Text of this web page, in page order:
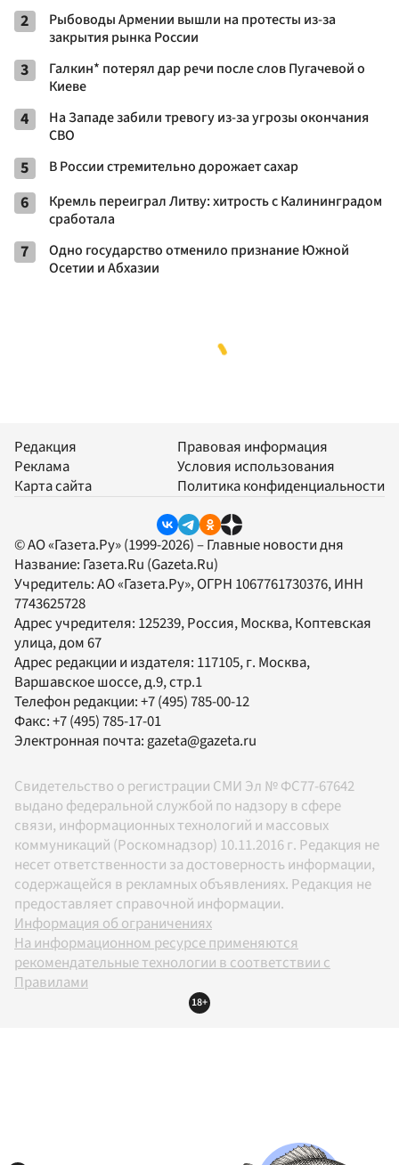
2
Рыбоводы Армении вышли на протесты из-за
закрытия рынка России
3
Галкин* потерял дар речи после слов Пугачевой о
Киеве
4
На Западе забили тревогу из-за угрозы окончания
СВО
5 В России стремительно дорожает сахар
6
Кремль переиграл Литву: хитрость с Калининградом
сработала
7
Одно государство отменило признание Южной
Осетии и Абхазии
Редакция
Реклама
Карта сайта
Правовая информация
Условия использования
Политика конфиденциальности
© АО «Газета.Ру» (1999-2026) – Главные новости дня
Название: Газета.Ru (Gazeta.Ru)
Учредитель:АО «Газета.Ру», ОГРН 1067761730376, ИНН
7743625728
Адрес учредителя: 125239, Россия, Москва, Коптевская
улица, дом 67
Адрес редакции и издателя: 117105, г. Москва,
Варшавское шоссе, д.9, стр.1
Телефон редакции:+7 (495) 785-00-12
Факс:+7 (495) 785-17-01
Электронная почта:gazeta@gazeta.ru
Свидетельство о регистрации СМИ Эл № ФС77-67642
выдано федеральной службой по надзору в сфере
связи, информационных технологий и массовых
коммуникаций (Роскомнадзор) 10.11.2016 г. Редакция не
несет ответственности за достоверность информации,
содержащейся в рекламных объявлениях. Редакция не
предоставляет справочной информации.
Информация об ограничениях
На информационном ресурсе применяются
рекомендательные технологии в соответствии с
Правилами
18+